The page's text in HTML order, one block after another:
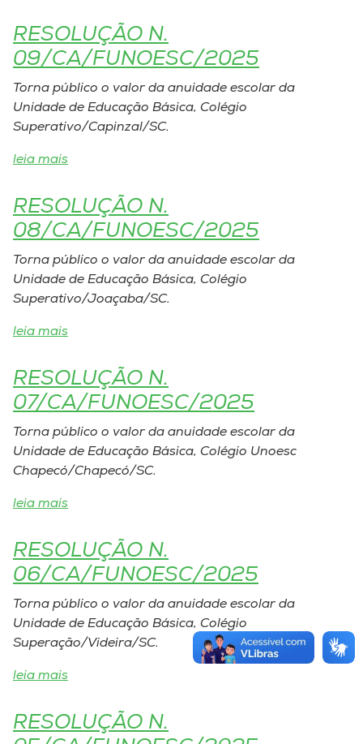
Museu
Unoesc
Store
A+
A-
RESOLUÇÃO N.
09/CA/FUNOESC/2025
Torna público o valor da anuidade escolar da
Unidade de Educação Básica, Colégio
Superativo/Capinzal/SC.
leia mais
RESOLUÇÃO N.
08/CA/FUNOESC/2025
Torna público o valor da anuidade escolar da
Unidade de Educação Básica, Colégio
Superativo/Joaçaba/SC.
leia mais
RESOLUÇÃO N.
07/CA/FUNOESC/2025
Torna público o valor da anuidade escolar da
Unidade de Educação Básica, Colégio Unoesc
Chapecó/Chapecó/SC.
leia mais
RESOLUÇÃO N.
06/CA/FUNOESC/2025
Torna público o valor da anuidade escolar da
Unidade de Educação Básica, Colégio
Superação/Videira/SC.
leia mais
RESOLUÇÃO N.